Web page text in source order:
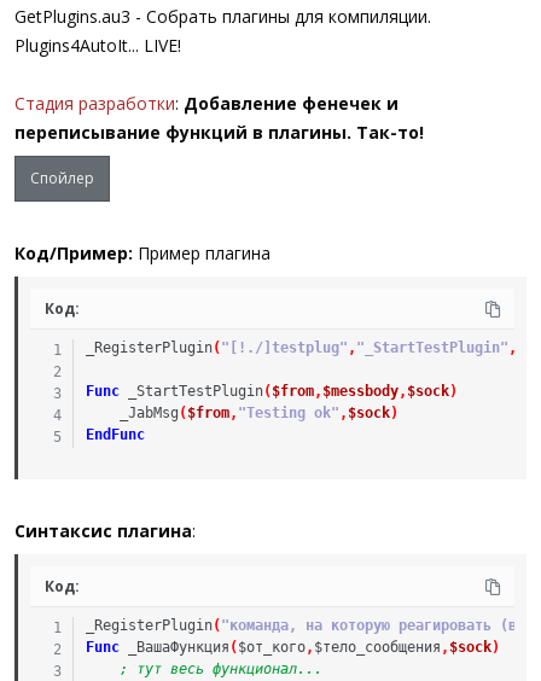
GetPlugins.au3 - Собрать плагины для компиляции.
Plugins4AutoIt... LIVE!
Стадия разработки: Добавление фенечек и
переписывание функций в плагины. Так-то!
Спойлер
Код/Пример: Пример плагина
Код:
_RegisterPlugin( "[!./]testplug" , "_StartTestPlugin" ,
Func _StartTestPlugin( $from, $messbody, $sock)
_JabMsg ( $from, "Testing ok" , $sock)
EndFunc
Синтаксис плагина:
Код:
_RegisterPlugin( "команда, на которую реагировать (в
Func
ВашаФункция ( $от кого, $тело_ сообщения , $sock)
; тут весь функционал...